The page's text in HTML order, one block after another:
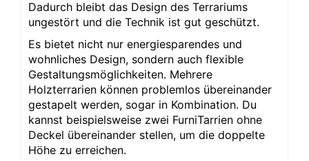
Dadurch bleibt das Design des Terrariums
ungestört und die Technik ist gut geschützt.
Es bietet nicht nur energiesparendes und
wohnliches Design, sondern auch flexible
Gestaltungsmöglichkeiten. Mehrere
Holzterrarien können problemlos übereinander
gestapelt werden, sogar in Kombination. Du
kannst beispielsweise zwei FurniTarrien ohne
Deckel übereinander stellen, um die doppelte
Höhe zu erreichen.